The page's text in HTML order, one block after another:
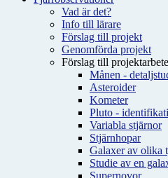
Vad är det?
Info till lärare
Förslag till projekt
Genomförda projekt
Förslag till
Månen -
Asteroider
Kometer
Pluto -
Variabla stjärnor
Stjärnhopar
Galaxer av olika
Studie av en
Supernovor